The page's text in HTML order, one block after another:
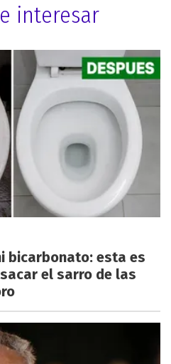
interesar
bicarbonato: esta es
el sarro de las